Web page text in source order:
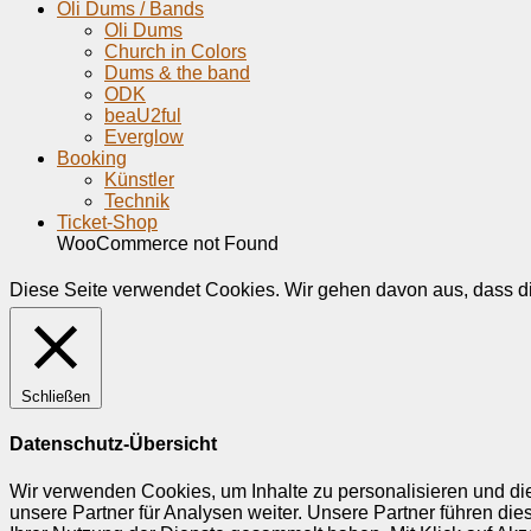
Oli Dums / Bands
Oli Dums
Church in Colors
Dums & the band
ODK
beaU2ful
Everglow
Booking
Künstler
Technik
Ticket-Shop
WooCommerce not Found
Diese Seite verwendet Cookies. Wir gehen davon aus, dass
Schließen
Datenschutz-Übersicht
Wir verwenden Cookies, um Inhalte zu personalisieren und
unsere Partner für Analysen weiter. Unsere Partner führen